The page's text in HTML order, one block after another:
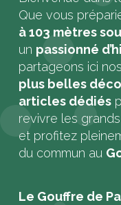
Que vous
à 103 mètres
un passionné
partageons ici nos
plus belles
articles dédiés
revivre les
et profitez
du commun au
Le Gouffre de